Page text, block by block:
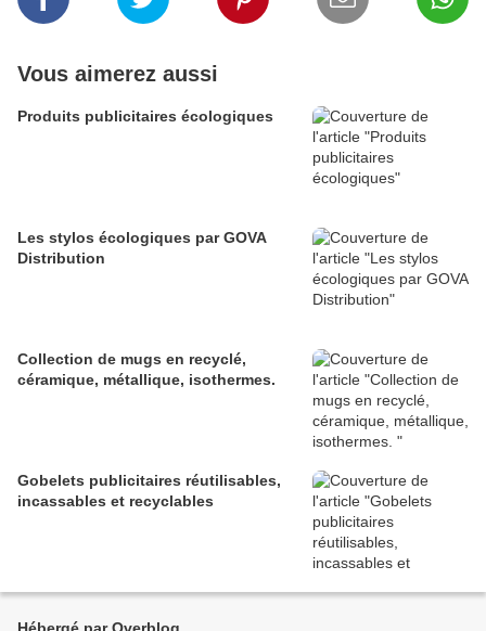
Vous aimerez aussi
Produits publicitaires écologiques
Les stylos écologiques par GOVA
Distribution
Collection de mugs en recyclé,
céramique, métallique, isothermes.
Gobelets publicitaires réutilisables,
incassables et recyclables